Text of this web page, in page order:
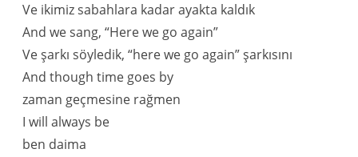
Ve ikimiz sabahlara kadar ayakta kaldık
And we sang, “Here we go again”
Ve şarkı söyledik, “here we go again” şarkısını
And though time goes by
zaman geçmesine rağmen
I will always be
ben daima